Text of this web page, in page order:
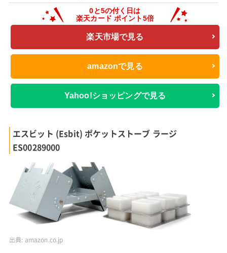
楽天市場で見る
amazonで見る
Yahoo!ショッピングで見る
エスビット (Esbit) ポケットストーブ ラージ
ES00289000
出典: amazon.co.jp